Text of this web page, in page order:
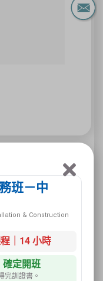
標籤
班－中
& Construction
｜14 小時
確定開班
完訓證書。